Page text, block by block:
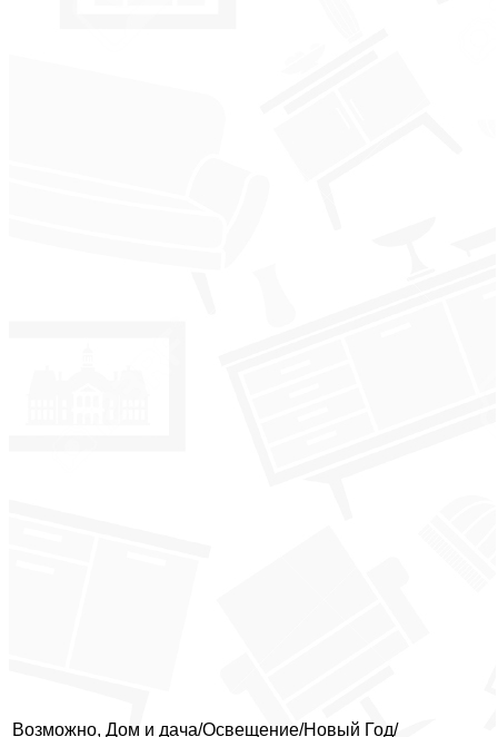
Возможно, Дом и дача/Освещение/Новый Год/